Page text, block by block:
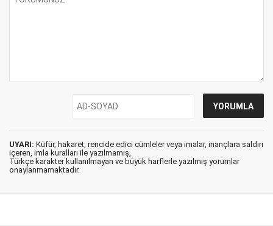
UYARI: Küfür, hakaret, rencide edici cümleler veya imalar, inançlara saldırı
içeren, imla kuralları ile yazılmamış,
Türkçe karakter kullanılmayan ve büyük harflerle yazılmış yorumlar
onaylanmamaktadır.